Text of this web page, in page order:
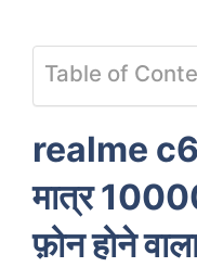
Table of
realme
मात्र
फ़ोन होने